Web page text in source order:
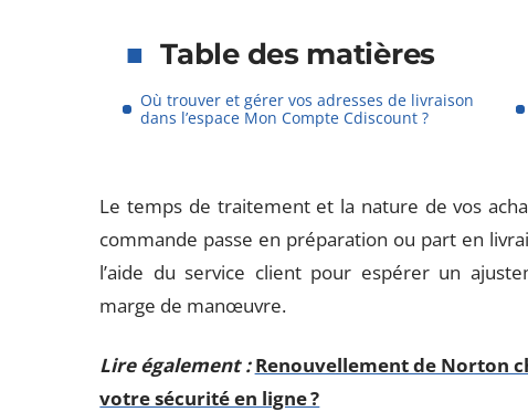
Table des matières
Où trouver et gérer vos adresses de livraison
dans l’espace Mon Compte Cdiscount ?
Le temps de traitement et la nature de vos
commande passe en préparation ou part en
l’aide du service client pour espérer un
marge de manœuvre.
Lire également : Renouvellement de Norton
votre sécurité en ligne ?